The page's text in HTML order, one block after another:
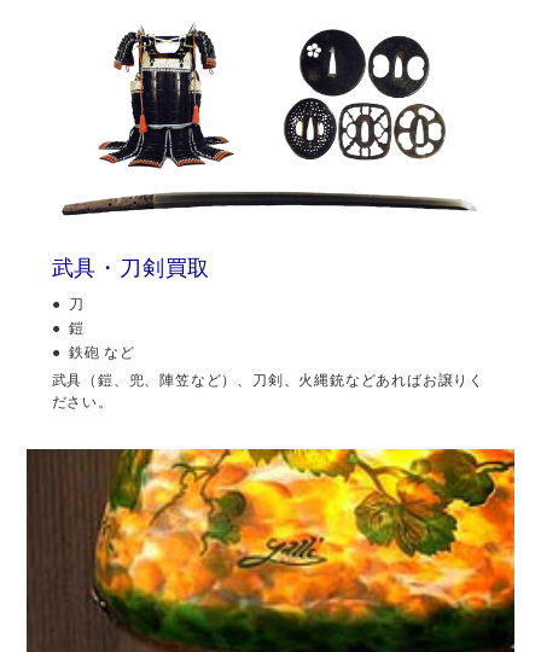
武具・刀剣買取
刀
鎧
鉄砲 など
武具（鎧、兜、陣笠など）、刀剣、火縄銃などあればお譲りく
ださい。